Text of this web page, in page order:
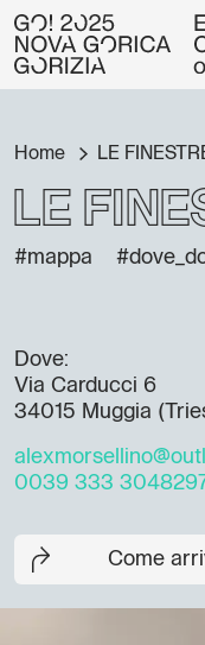
Home LE
LE
#mappa
Dove:
Via Carducci 6
34015 Muggia
0039 333
Come